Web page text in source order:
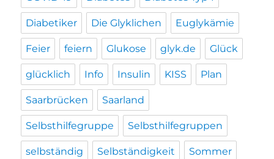
Diabetiker Die Glyklichen Euglykämie
Feier feiern Glukose glyk.de Glück
glücklich Info Insulin KISS Plan
Saarbrücken Saarland
Selbsthilfegruppe Selbsthilfegruppen
selbständig Selbständigkeit Sommer